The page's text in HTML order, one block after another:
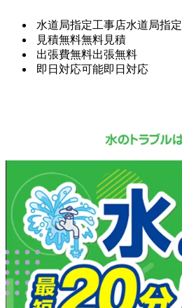
水道局指定工事店水道局指定
見積無料無料見積
出張費無料出張無料
即日対応可能即日対応